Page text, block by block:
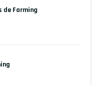
de Farming